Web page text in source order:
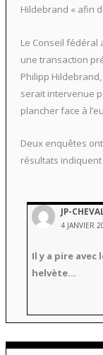
Hildebrand « afin
Le Conseil fédéral
une transaction
Philipp
serait intervenue
plancher face à
Deux enquêtes
résultats indiquent
JP-
4 JANVIER
Il y a pire
helvète…